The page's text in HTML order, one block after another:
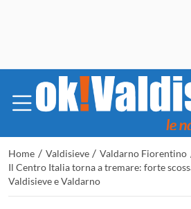
Home / Valdisieve / Valdarno Fiorentino
Il Centro Italia torna a tremare: forte
Valdisieve e Valdarno